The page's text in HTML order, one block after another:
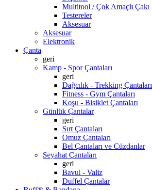
Multitool / Çok Amaçlı Çakı
Testereler
Aksesuar
Aksesuar
Elektronik
Çanta
geri
Kamp - Spor Çantaları
geri
Dağcılık - Trekking Çantaları
Fitness - Gym Çantaları
Koşu - Bisiklet Çantaları
Günlük Çantalar
geri
Sırt Çantaları
Omuz Çantaları
Bel Çantaları ve Cüzdanlar
Seyahat Çantaları
geri
Bavul - Valiz
Duffel Çantalar